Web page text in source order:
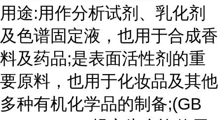
用途:用作分析试剂、乳化剂
及色谱固定液，也用于合成香
料及药品;是表面活性剂的重
要原料，也用于化妆品及其他
多种有机化学品的制备;(GB